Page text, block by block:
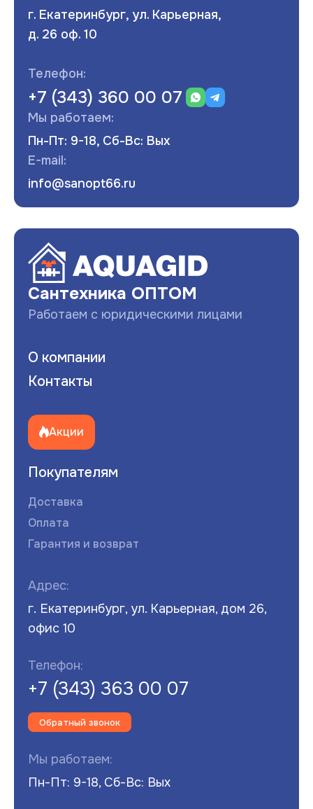
г. Екатеринбург, ул. Карьерная,
д. 26 оф. 10
Телефон:
+7 (343) 360 00 07
Мы работаем:
Пн-Пт: 9-18, Сб-Вс: Вых
E-mail:
info@sanopt66.ru
Сантехника ОПТОМ
Работаем с юридическими лицами
О компании
Контакты
Акции
Покупателям
Доставка
Оплата
Гарантия и возврат
Адрес:
г. Екатеринбург, ул. Карьерная, дом 26,
офис 10
Телефон:
+7 (343) 363 00 07
Обратный звонок
Мы работаем:
Пн-Пт: 9-18, Сб-Вс: Вых